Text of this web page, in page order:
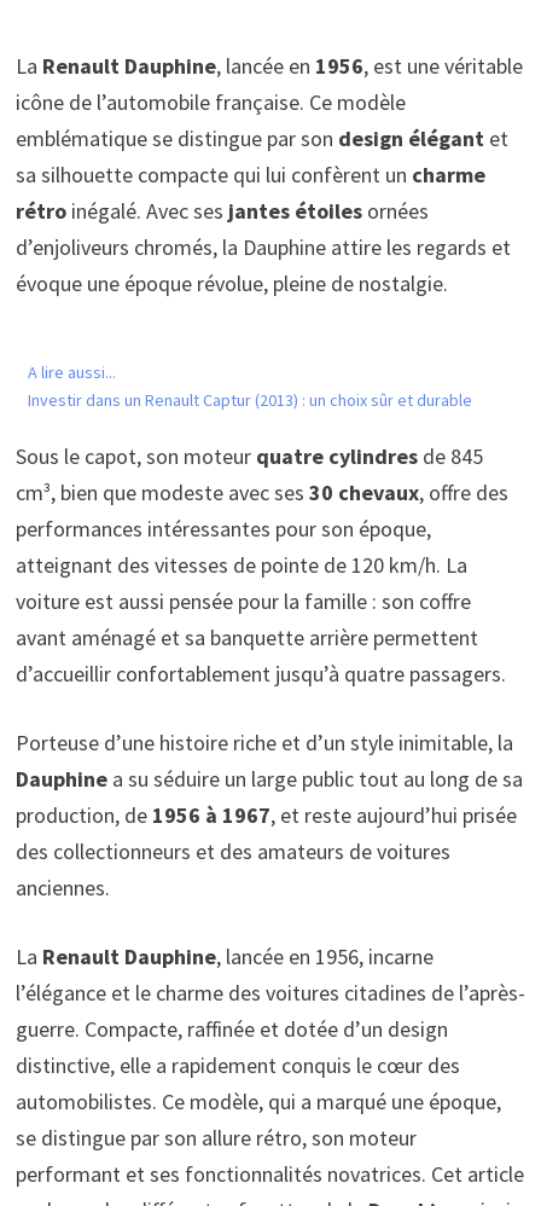
La Renault Dauphine, lancée en 1956, est une véritable
icône de l’automobile française. Ce modèle
emblématique se distingue par son design élégantet
sa silhouette compacte qui lui confèrent un charme
rétroinégalé. Avec ses jantes étoilesornées
d’enjoliveurs chromés, la Dauphine attire les regards et
évoque une époque révolue, pleine de nostalgie.
A lire aussi...
Investir dans un Renault Captur (2013) : un choix sûr et durable
Sous le capot, son moteur quatre cylindresde 845
cm³, bien que modeste avec ses 30 chevaux, offre des
performances intéressantes pour son époque,
atteignant des vitesses de pointe de 120 km/h. La
voiture est aussi pensée pour la famille : son coffre
avant aménagé et sa banquette arrière permettent
d’accueillir confortablement jusqu’à quatre passagers.
Porteuse d’une histoire riche et d’un style inimitable, la
Dauphinea su séduire un large public tout au long de sa
production, de 1956 à 1967, et reste aujourd’hui prisée
des collectionneurs et des amateurs de voitures
anciennes.
La Renault Dauphine, lancée en 1956, incarne
l’élégance et le charme des voitures citadines de l’après-
guerre. Compacte, raffinée et dotée d’un design
distinctive, elle a rapidement conquis le cœur des
automobilistes. Ce modèle, qui a marqué une époque,
se distingue par son allure rétro, son moteur
performant et ses fonctionnalités novatrices. Cet article